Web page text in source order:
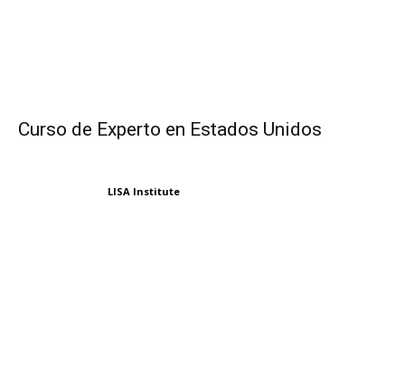
Curso de Experto en Estados Unidos
LISA Institute